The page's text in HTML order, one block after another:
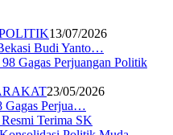
13/07/2026
Budi Yanto…
23/05/2026
Gagas Perjua…